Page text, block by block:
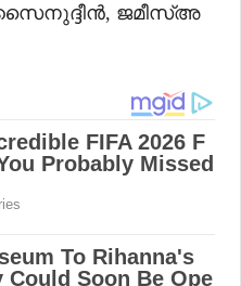
സൈനുദ്ദീൻ, ജമീസ്അ